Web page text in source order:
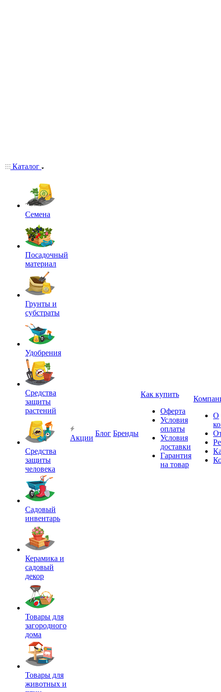
Каталог
Семена
Посадочный
материал
Грунты и
субстраты
Удобрения
Средства
защиты
растений
Средства
защиты
человека
Садовый
инвентарь
Керамика и
садовый
декор
Товары для
загородного
дома
Товары для
животных и
Акции
Блог Бренды
Как купить
Оферта
Условия
оплаты
Условия
доставки
Гарантия
на товар
О